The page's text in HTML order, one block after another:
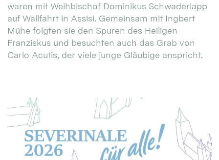
waren mit Weihbischof Dominikus Schwaderlapp
auf Wallfahrt in Assisi. Gemeinsam mit Ingbert
Mühe folgten sie den Spuren des Heiligen
Franziskus und besuchten auch das Grab von
Carlo Acutis, der viele junge Gläubige anspricht.